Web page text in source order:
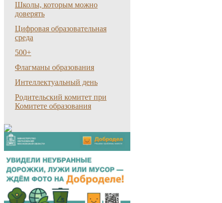
Школы, которым можно
доверять
Цифровая образовательная
среда
500+
Флагманы образования
Интеллектуальный день
Родительский комитет при
Комитете образования